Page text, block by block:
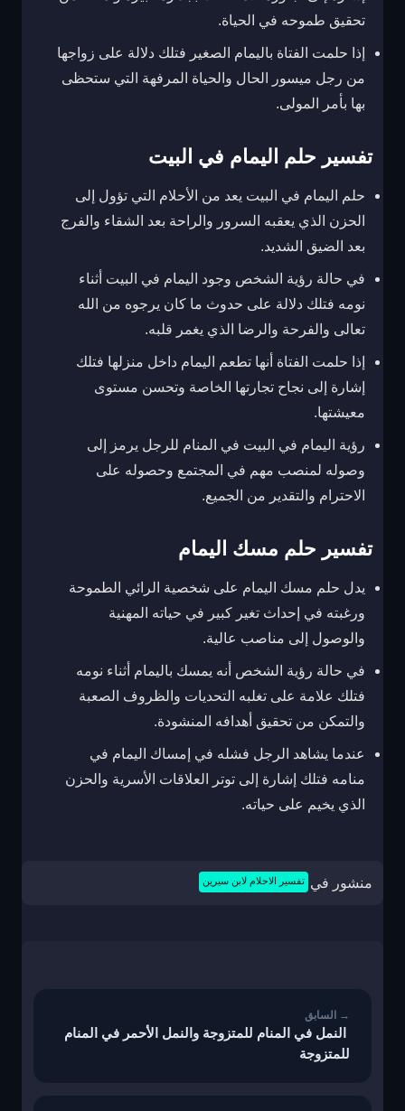
تحقيق طموحه في الحياة.
إذا حلمت الفتاة باليمام الصغير فتلك دلالة على زواجها
من رجل ميسور الحال والحياة المرفهة التي ستحظى
بها بأمر المولى.
تفسير حلم اليمام في البيت
حلم اليمام في البيت يعد من الأحلام التي تؤول إلى
الحزن الذي يعقبه السرور والراحة بعد الشقاء والفرج
بعد الضيق الشديد.
في حالة رؤية الشخص وجود اليمام في البيت أثناء
نومه فتلك دلالة على حدوث ما كان يرجوه من الله
تعالى والفرحة والرضا الذي يغمر قلبه.
إذا حلمت الفتاة أنها تطعم اليمام داخل منزلها فتلك
إشارة إلى نجاح تجارتها الخاصة وتحسن مستوى
معيشتها.
رؤية اليمام في البيت في المنام للرجل يرمز إلى
وصوله لمنصب مهم في المجتمع وحصوله على
الاحترام والتقدير من الجميع.
تفسير حلم مسك اليمام
يدل حلم مسك اليمام على شخصية الرائي الطموحة
ورغبته في إحداث تغير كبير في حياته المهنية
والوصول إلى مناصب عالية.
في حالة رؤية الشخص أنه يمسك باليمام أثناء نومه
فتلك علامة على تغلبه التحديات والظروف الصعبة
والتمكن من تحقيق أهدافه المنشودة.
عندما يشاهد الرجل فشله في إمساك اليمام في
منامه فتلك إشارة إلى توتر العلاقات الأسرية والحزن
الذي يخيم على حياته.
منشور في تفسير الاحلام لابن سيرين
النمل في المنام للمتزوجة والنمل الأحمر في المنام
للمتزوجة